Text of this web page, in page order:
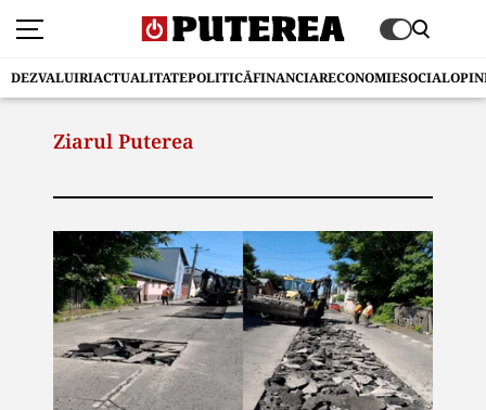
DEZVALUIRIACTUALITATEPOLITICĂFINANCIARECONOMIESOCIAL
Ziarul Puterea